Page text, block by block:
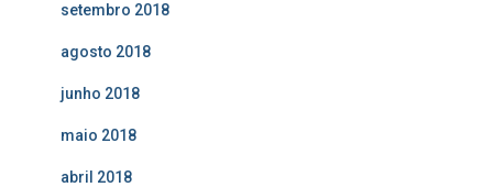
setembro 2018
agosto 2018
junho 2018
maio 2018
abril 2018